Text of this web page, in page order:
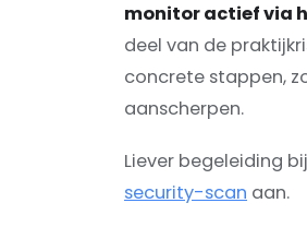
monitor actief via
deel van de
concrete stappen,
aanscherpen.
Liever begeleiding
security-scan aan.